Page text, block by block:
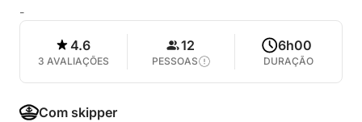
-
4.6
3 AVALIAÇÕES
12
PESSOAS
6h00
DURAÇÃO
Com skipper